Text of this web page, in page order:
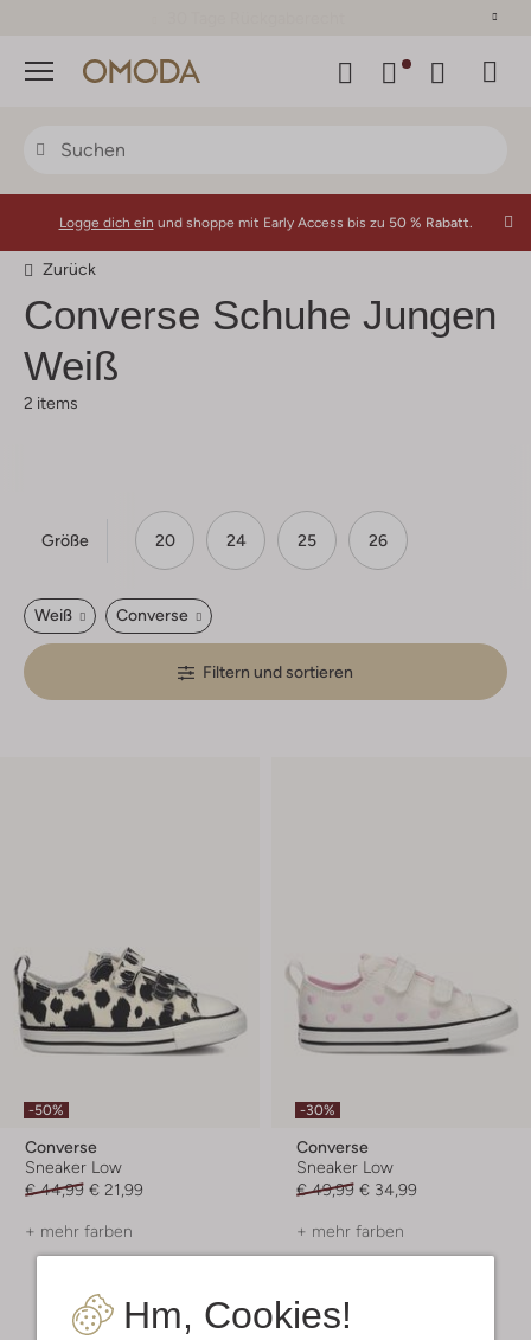
Menü
Hm, Cookies!
Logge dich ein und shoppe mit Early Access bis zu 50 % Rabatt.
Zurück
Converse Schuhe Jungen
Weiß
2 items
Größe 20 24 25 26
Weiß Converse
Filtern und sortieren
-50%
Converse
Sneaker Low
€ 44,99 € 21,99
+ mehr farben
-30%
Converse
Sneaker Low
€ 49,99 € 34,99
+ mehr farben